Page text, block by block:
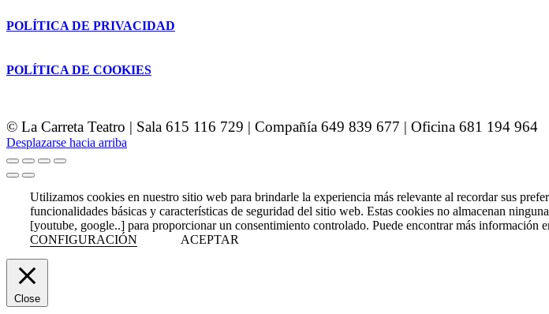
POLÍTICA DE PRIVACIDAD
POLÍTICA DE COOKIES
© La Carreta Teatro | Sala 615 116 729 | Compañía 649 839 677 | Oficina 681 194 964
Desplazarse hacia arriba
Utilizamos cookies en nuestro sitio web para brindarle la experiencia más relevante al recordar sus
funcionalidades básicas y características de seguridad del sitio web. Estas cookies no almacenan
[youtube, google..] para proporcionar un consentimiento controlado. Puede encontrar más información
CONFIGURACIÓN
ACEPTAR
Close